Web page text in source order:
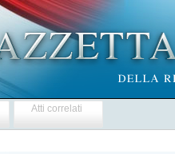
Atti correlati